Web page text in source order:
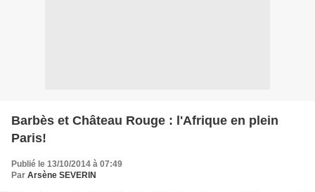
Barbès et Château Rouge : l'Afrique en plein
Paris!
Publié le 13/10/2014 à 07:49
Par Arsène SEVERIN